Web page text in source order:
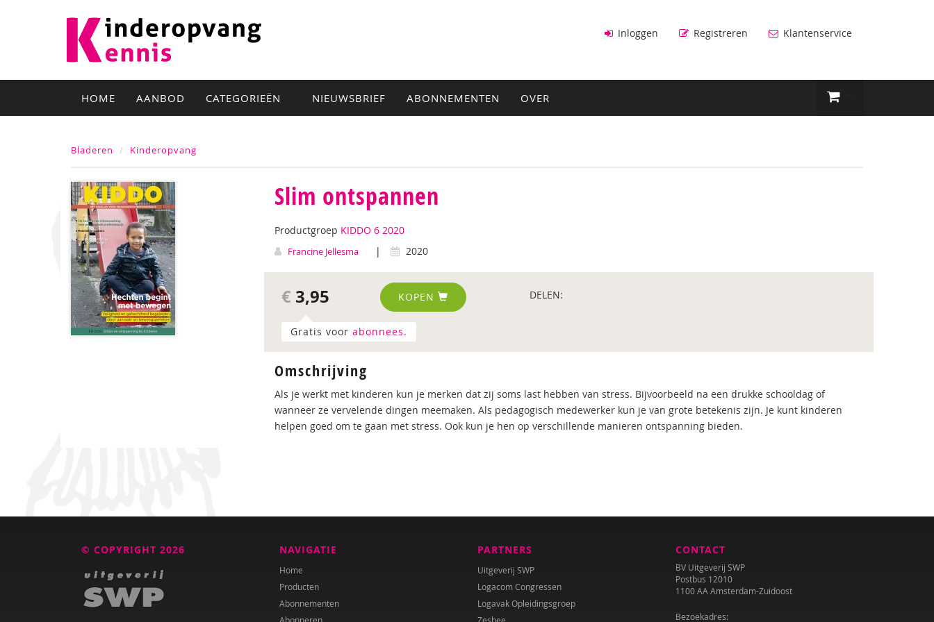
Inloggen Registreren Klantenservice
HOME AANBOD CATEGORIEËN NIEUWSBRIEF ABONNEMENTEN OVER
Bladeren Kinderopvang
Slim ontspannen
Productgroep KIDDO 6 2020
Francine Jellesma | 2020
€ 3,95 KOPEN DELEN:
Gratis voor abonnees.
Omschrijving
Als je werkt met kinderen kun je merken dat zij soms last hebben van stress. Bijvoorbeeld na een drukke schooldag of
wanneer ze vervelende dingen meemaken. Als pedagogisch medewerker kun je van grote betekenis zijn. Je kunt kinderen
helpen goed om te gaan met stress. Ook kun je hen op verschillende manieren ontspanning bieden.
© COPYRIGHT 2026 NAVIGATIE
Home
Producten
Abonnementen
PARTNERS
Uitgeverij SWP
Logacom Congressen
Logavak Opleidingsgroep
CONTACT
BV Uitgeverij SWP
Postbus 12010
1100 AA Amsterdam-Zuidoost
Bezoekadres: